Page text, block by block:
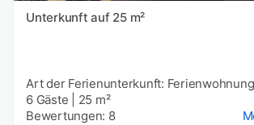
Unterkunft auf 25 m²
Art der Ferienunterkunft: Ferienwohnung
6 Gäste
25 m²
Bewertungen: 8